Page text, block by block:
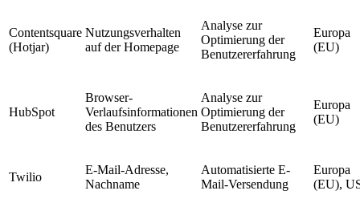
Contentsquare
(Hotjar)
Nutzungsverhalten
auf der Homepage
Analyse zur
Optimierung der
Benutzererfahrung
Europa
(EU)
HubSpot
Browser-
Verlaufsinformationen
des Benutzers
Analyse zur
Optimierung der
Benutzererfahrung
Europa
(EU)
Twilio
E-Mail-Adresse,
Nachname
Automatisierte E-
Mail-Versendung
Europa
(EU),